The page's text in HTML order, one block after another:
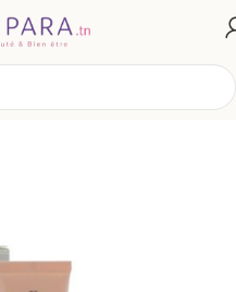
anti-rides/Premières rides